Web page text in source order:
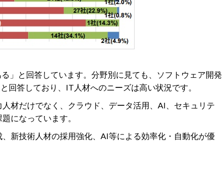
」と回答しています。分野別に見ても、ソフトウェア開発
回答しており、IT人材へのニーズは高い状況です。
材だけでなく、クラウド、データ活用、AI、セキュリテ
になっています。
新技術人材の採用強化、AI等による効率化・自動化が優